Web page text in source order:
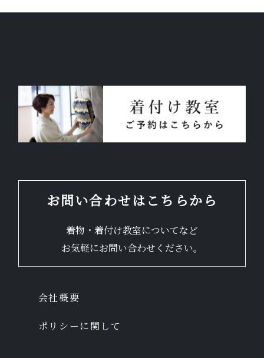
お問い合わせはこちらから
着物・着付け教室についてなど
お気軽にお問い合わせください。
ポリシーに関して
会社概要